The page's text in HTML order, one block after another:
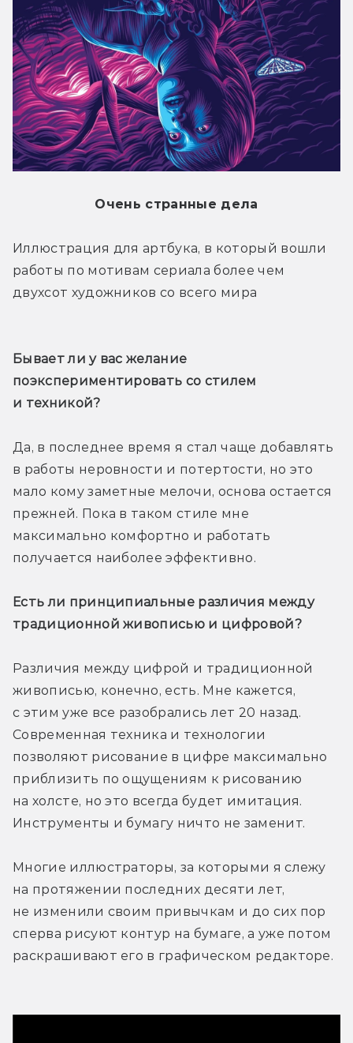
Очень странные дела
Иллюстрация для артбука, в который вошли
работы по мотивам сериала более чем
двухсот художников со всего мира
Бывает ли у вас желание
поэкспериментировать со стилем
и техникой?
Да, в последнее время я стал чаще добавлять
в работы неровности и потертости, но это
мало кому заметные мелочи, основа остается
прежней. Пока в таком стиле мне
максимально комфортно и работать
получается наиболее эффективно.
Есть ли принципиальные различия между
традиционной живописью и цифровой?
Различия между цифрой и традиционной
живописью, конечно, есть. Мне кажется,
с этим уже все разобрались лет 20 назад.
Современная техника и технологии
позволяют рисование в цифре максимально
приблизить по ощущениям к рисованию
на холсте, но это всегда будет имитация.
Инструменты и бумагу ничто не заменит.
Многие иллюстраторы, за которыми я слежу
на протяжении последних десяти лет,
не изменили своим привычкам и до сих пор
сперва рисуют контур на бумаге, а уже потом
раскрашивают его в графическом редакторе.